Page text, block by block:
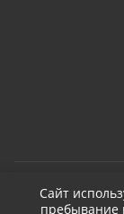
2026 ©
Сайт
пребывание